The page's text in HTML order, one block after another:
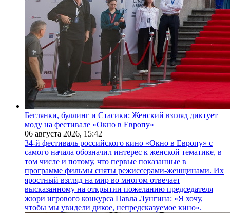
Беглянки, буллинг и Стасики: Женский взгляд диктует
моду на фестивале «Окно в Европу»
06 августа 2026, 15:42
34-й фестиваль российского кино «Окно в Европу» с
самого начала обозначил интерес к женской тематике, в
том числе и потому, что первые показанные в
программе фильмы сняты режиссерами-женщинами. Их
яростный взгляд на мир во многом отвечает
высказанному на открытии пожеланию председателя
жюри игрового конкурса Павла Лунгина: «Я хочу,
чтобы мы увидели дикое, непредсказуемое кино».